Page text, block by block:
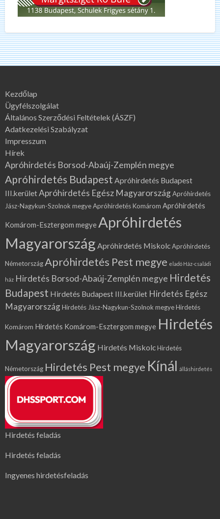
Kezdőlap
Ügyfélszolgálat
Általános Szerződési Feltételek (ÁSZF)
Adatkezelési Szabályzat
Impresszum
Hírek
Apróhirdetés Borsod-Abaúj-Zemplén megye
Apróhirdetés Budapest Apróhirdetés Budapest
III.kerületApróhirdetés Egész MagyarországApróhirdetés
Jász-Nagykun-Szolnok megyeApróhirdetés Komárom Apróhirdetés
Komárom-Esztergom megye Apróhirdetés
Magyarország Apróhirdetés MiskolcApróhirdetés
NémetországApróhirdetés Pest megye eladó Ház-családi
ház Hirdetés Borsod-Abaúj-Zemplén megye Hirdetés
Budapest Hirdetés Budapest III.kerület Hirdetés Egész
MagyarországHirdetés Jász-Nagykun-Szolnok megyeHirdetés
Komárom Hirdetés Komárom-Esztergom megye Hirdetés
Magyarország Hirdetés MiskolcHirdetés
Németország Hirdetés Pest megye Kínál álláshirdetés
Hirdetés feladás
Hirdetés feladás
Ingyenes hirdetésfeladás